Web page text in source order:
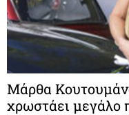
Μάρθα
χρωστάει μεγάλο